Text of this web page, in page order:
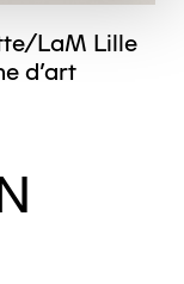
LaM Lille
d’art